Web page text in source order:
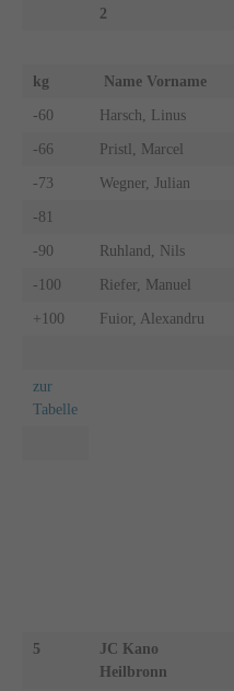
2
kg Name Vorname
-60 Harsch, Linus
-66 Pristl, Marcel
-73 Wegner, Julian
-81
-90 Ruhland, Nils
-100 Riefer, Manuel
+100 Fuior, Alexandru
zur
Tabelle
5
JC Kano
Heilbronn